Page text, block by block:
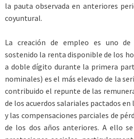
la pauta observada en anteriores
coyuntural.
La creación de empleo es uno
sostenido la renta disponible de los
a doble dígito durante la primera
nominales) es el más elevado de la
contribuido el repunte de las
de los acuerdos salariales pactados
y las compensaciones parciales de
de los dos años anteriores. A ello